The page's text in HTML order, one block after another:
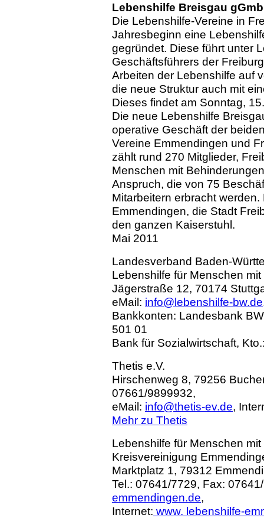
Lebenshilfe Breisgau
Die Lebenshilfe-Vereine in
Jahresbeginn eine
gegründet. Diese führt unter
Geschäftsführers der
Arbeiten der Lebenshilfe auf
die neue Struktur auch mit
Dieses findet am Sonntag,
Die neue Lebenshilfe
operative Geschäft der
Vereine Emmendingen und
zählt rund 270 Mitglieder,
Menschen mit
Anspruch, die von 75
Mitarbeitern erbracht
Emmendingen, die Stadt
den ganzen Kaiserstuhl.
Mai 2011
Landesverband Baden-
Lebenshilfe für Menschen
Jägerstraße 12, 70174
eMail: info@lebenshilfe-bw.de
Bankkonten: Landesbank
501 01
Bank für Sozialwirtschaft,
Thetis e.V.
Hirschenweg 8, 79256
07661/9899932,
eMail: info@thetis-ev.de,
Mehr zu Thetis
Lebenshilfe für Menschen
Kreisvereinigung
Marktplatz 1, 79312
Tel.: 07641/7729, Fax:
emmendingen.de,
Internet: www. lebenshilfe-